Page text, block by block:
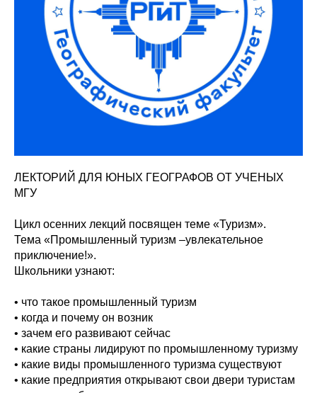
ЛЕКТОРИЙ ДЛЯ ЮНЫХ ГЕОГРАФОВ ОТ УЧЕНЫХ
МГУ
Цикл осенних лекций посвящен теме «Туризм».
Тема «Промышленный туризм –увлекательное
приключение!».
Школьники узнают:
• что такое промышленный туризм
• когда и почему он возник
• зачем его развивают сейчас
• какие страны лидируют по промышленному туризму
• какие виды промышленного туризма существуют
• какие предприятия открывают свои двери туристам